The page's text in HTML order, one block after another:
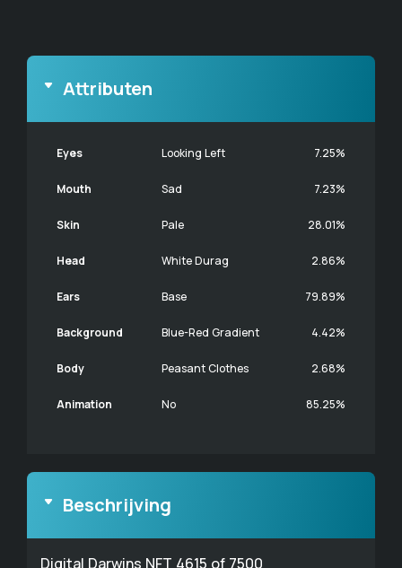
Attributen
Eyes Looking Left 7.25%
Mouth Sad 7.23%
Skin Pale 28.01%
Head White Durag 2.86%
Ears Base 79.89%
Background Blue-Red Gradient 4.42%
Body Peasant Clothes 2.68%
Animation No 85.25%
Beschrijving
Digital Darwins NFT 4615 of 7500